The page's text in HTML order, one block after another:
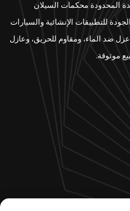
المحدودة محكمات السيلان
للتطبيقات الإنشائية والسيارات
عزل ضد الماء، ومقاوم للحريق، وعازل
موثوقة.